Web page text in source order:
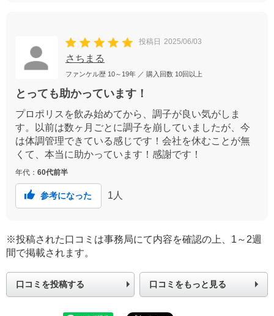
投稿日 2025/06/03
さちまる
ファンケル歴 10～19年 ／ 購入回数 10回以上
とっても助かっています！
プロポリスを飲み始めてから、調子が良い気がしま
す。以前は数ヶ月ごとに調子を崩していましたが、今
は体調管理できている感じです！会社を休むことが無
くて、本当に助かっています！感謝です！
年代： 60代前半
参考になった 1 人
※投稿された口コミは事務局にて内容を確認の上、1～2週
間で掲載されます。
口コミを投稿する 口コミをもっと見る